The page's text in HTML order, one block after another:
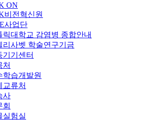
ON
비전혁신원
사업단
릭대학교 감염병 종합안내
리사벳 학술연구기금
기기센터
처
학습개발원
교류처
사
회
실험실